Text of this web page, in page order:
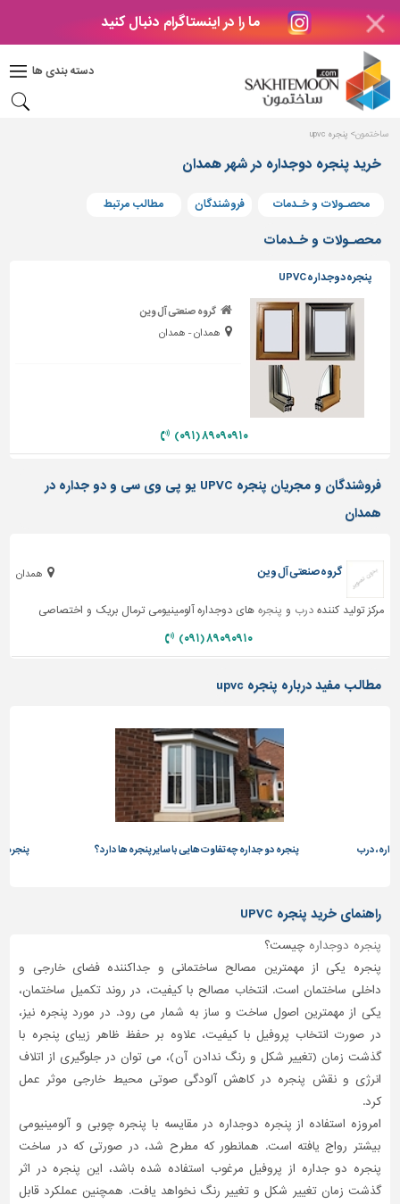
ما را در اینستاگرام دنبال کنید
دسته بندی ها
دکوراسیون
بتن
های
بتنی
و
پنجره
ساختمانی
پله،
و
حفاظ
دیوارپوش،
سرویس
و
ماشین
آلات
برقی،روشنایی،ایمنی
سازی
ساختمان
و
سازه
سایر
ساختمون پنجره upvc
خرید پنجره دوجداره در شهر همدان
محصـولات و خـدمات فروشندگان مطالب مرتبط
محصـولات و خـدمات
پنجره دوجداره UPVC
گروه صنعتی آل وین
همدان - همدان
۸۹۰۹۰۹۱۰ (۰۹۱)
فروشندگان و مجریان پنجره UPVC یو پی وی سی و دو جداره در
همدان
همدان گروه صنعتی آل وین
مرکز تولید کنندهدرب و پنجره های دوجداره آلومینیومی ترمال بریک و اختصاصی
۸۹۰۹۰۹۱۰ (۰۹۱)
مطالب مفید درباره پنجره upvc
درب پنجره دو جداره چه تفاوت هایی با سایر پنجره ها دارد؟ پنجره
راهنمای خرید پنجره UPVC
پنجره دوجداره چیست؟
پنجره یکی از مهمترین مصالح ساختمانی و جداکننده فضای خارجی و
داخلی ساختمان است. انتخاب مصالح با کیفیت، در روند تکمیل ساختمان،
یکی از مهمترین اصول ساخت و ساز به شمار می رود. در مورد پنجره نیز،
در صورت انتخاب پروفیل با کیفیت، علاوه بر حفظ ظاهر زیبای پنجره با
گذشت زمان (تغییر شکل و رنگ ندادن آن)، می توان در جلوگیری از اتلاف
انرژی و نقش پنجره در کاهش آلودگی صوتی محیط خارجی موثر عمل
کرد.
امروزه استفاده از پنجره دوجداره در مقایسه با پنجره چوبی و آلومینیومی
بیشتر رواج یافته است. همانطور که مطرح شد، در صورتی که در ساخت
پنجره دو جداره از پروفیل مرغوب استفاده شده باشد، این پنجره در اثر
گذشت زمان تغییر شکل و تغییر رنگ نخواهد یافت. همچنین عملکرد قابل